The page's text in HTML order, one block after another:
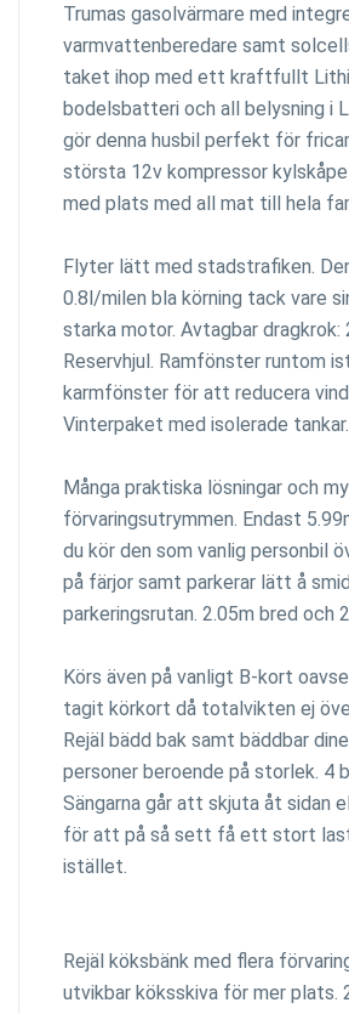
Trumas gasolvärmare med
varmvattenberedare samt
taket ihop med ett kraftfullt
bodelsbatteri och all belysning i
gör denna husbil perfekt för
största 12v kompressor
med plats med all mat till hela
Flyter lätt med stadstrafiken.
0.8l/milen bla körning tack vare
starka motor. Avtagbar dragkrok:
Reservhjul. Ramfönster runtom
karmfönster för att reducera
Vinterpaket med isolerade tankar.
Många praktiska lösningar och
förvaringsutrymmen. Endast
du kör den som vanlig personbil
på färjor samt parkerar lätt å
parkeringsrutan. 2.05m bred och
Körs även på vanligt B-kort
tagit körkort då totalvikten ej
Rejäl bädd bak samt bäddbar
personer beroende på storlek. 4
Sängarna går att skjuta åt sidan
för att på så sett få ett stort
istället.
Rejäl köksbänk med flera
utvikbar köksskiva för mer plats.